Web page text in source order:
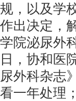
规，以及学
作出决定，
学院泌尿外
日，协和医
尿外科杂志
看一年处理